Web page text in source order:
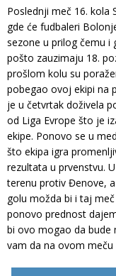
Poslednji meč 16. kola
gde će fudbaleri
sezone u prilog čemu i
pošto zauzimaju 18.
prošlom kolu su
pobegao ovoj ekipi na
je u četvrtak doživela
od Liga Evrope što je
ekipe. Ponovo se u
što ekipa igra
rezultata u prvenstvu.
terenu protiv Đenove,
golu možda bi i taj
ponovo prednost
bi ovo mogao da bude
vam da na ovom